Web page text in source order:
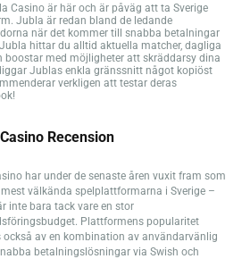
Casino är här och är påväg att ta Sverige
Jubla är redan bland de ledande
när det kommer till snabba betalningar
hittar du alltid aktuella matcher, dagliga
boostar med möjligheter att skräddarsy dina
Jublas enkla gränssnitt något kopiöst
verkligen att testar deras
Recension
har under de senaste åren vuxit fram som
mest välkända spelplattformarna i Sverige –
inte bara tack vare en stor
Plattformens popularitet
också av en kombination av användarvänlig
betalningslösningar via Swish och